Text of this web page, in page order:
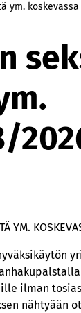
ym.
YM.
ilman
nähtyään